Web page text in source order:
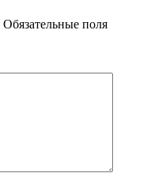
Обязательные поля